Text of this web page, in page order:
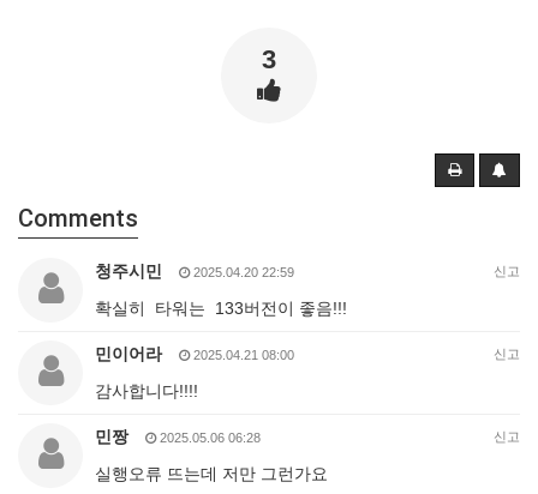
3
Comments
청주시민 2025.04.20 22:59 신고
확실히 타워는 133버전이 좋음!!!
민이어라 2025.04.21 08:00 신고
감사합니다!!!!
민짱 2025.05.06 06:28 신고
실행오류 뜨는데 저만 그런가요